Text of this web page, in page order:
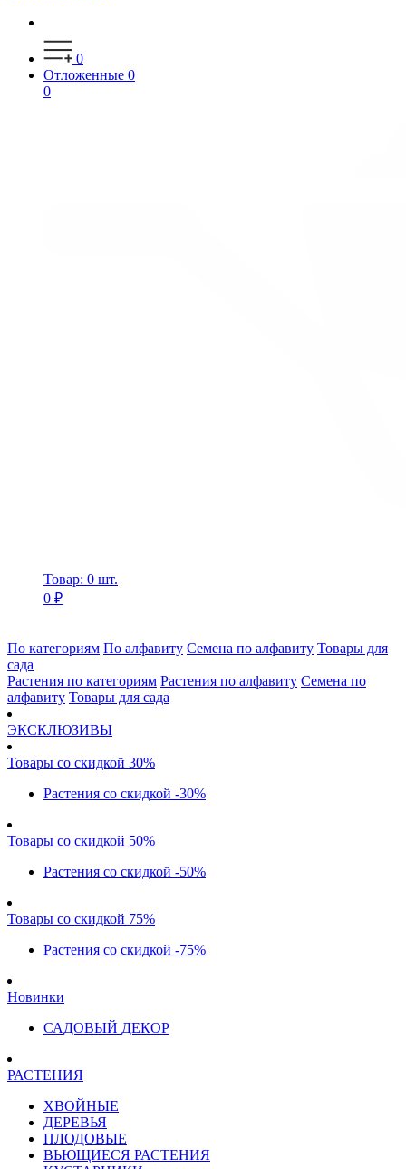
0
Отложенные 0
0
Товар: 0 шт.
0 ₽
По категориям По алфавиту Семена по алфавиту Товары для
сада
Растения по категориям Растения по алфавиту Семена по
алфавиту Товары для сада
ЭКСКЛЮЗИВЫ
Товары со скидкой 30%
Растения со скидкой -30%
Товары со скидкой 50%
Растения со скидкой -50%
Товары со скидкой 75%
Растения со скидкой -75%
Новинки
САДОВЫЙ ДЕКОР
РАСТЕНИЯ
ХВОЙНЫЕ
ДЕРЕВЬЯ
ПЛОДОВЫЕ
ВЬЮЩИЕСЯ РАСТЕНИЯ